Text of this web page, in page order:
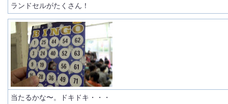
ランドセルがたくさん！
当たるかな〜。ドキドキ・・・